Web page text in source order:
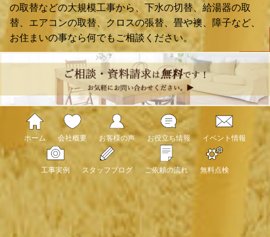
の取替などの大規模工事から、下水の切替、給湯器の取
替、エアコンの取替、クロスの張替、畳や襖、障子など、
お住まいの事なら何でもご相談ください。
ホーム 会社概要 お客様の声 お役立ち情報 イベント情報
工事実例 スタッフブログ ご依頼の流れ 無料点検